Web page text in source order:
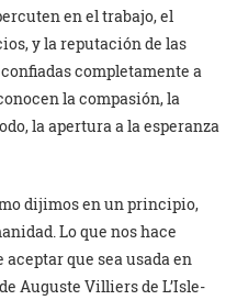
en el trabajo, el
y la reputación de las
completamente a
la compasión, la
la apertura a la esperanza
dijimos en un principio,
Lo que nos hace
que sea usada en
Auguste Villiers de L’Isle-